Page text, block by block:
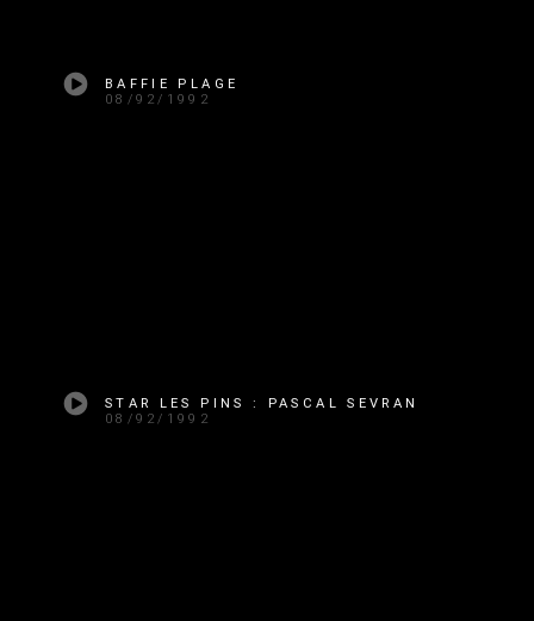
BAFFIE PLAGE
08/92/1992
STAR LES PINS : PASCAL SEVRAN
08/92/1992